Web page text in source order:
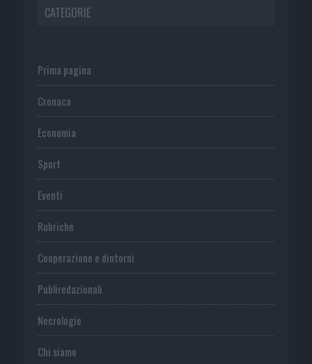
CATEGORIE
Prima pagina
Cronaca
Economia
Sport
Eventi
Rubriche
Cooperazione e dintorni
Publiredazionali
Necrologie
Chi siamo